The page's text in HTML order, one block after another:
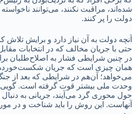
شده‌اند،‌ مراقبت نکنند، می‌توانند‌
دولت را پر کنند.
آنچه دولت به آن نیاز دارد و برایش تلاش
حتی با جریان مخالف که در انتخابات
در چنین شرایطی فشار به اصلاح‌طلبان
همان چیزی است که جریان شکست‌خورده
وحدت ملی بیشتر قوت گرفته است.
حول محوری گرد می‌آیند، جریانی به
آنهاست. این روش را باید شناخت و در